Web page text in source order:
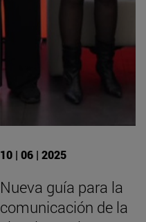
10 | 06 | 2025
Nueva guía para la
comunicación de la